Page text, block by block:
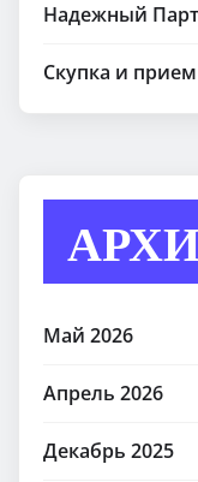
Надежный
Скупка и
Май 2026
Апрель 2026
Декабрь 2025